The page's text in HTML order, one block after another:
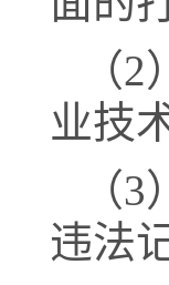
（2
业技
（3
违法